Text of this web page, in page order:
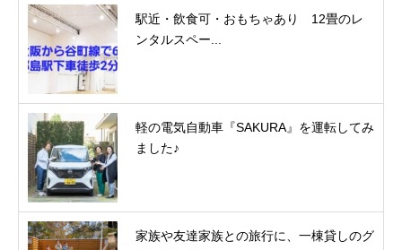
駅近・飲食可・おもちゃあり 12畳のレ
ンタルスペー...
軽の電気自動車『SAKURA』を運転してみ
ました♪
家族や友達家族との旅行に、一棟貸しのグ